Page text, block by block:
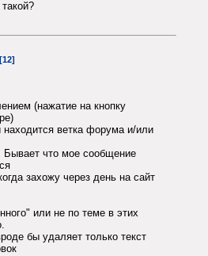
[12]
(нажатие на кнопку
находится ветка форума и/или
Бывает что мое сообщение
захожу через день на сайт
или не по теме в этих
бы удаляет только текст